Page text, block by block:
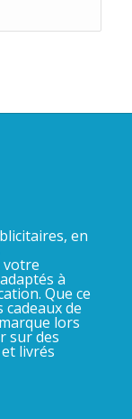
en
votre
à
Que ce
cadeaux de
lors
sur des
livrés